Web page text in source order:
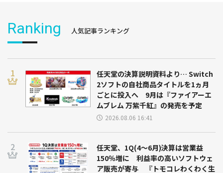
Ranking 人気記事ランキング
任天堂の決算説明資料より… Switch
2ソフトの自社商品タイトルを1ヵ月
ごとに投入へ 9月は『ファイアーエ
ムブレム 万紫千紅』の発売を予定
2026.08.06 16:41
任天堂、1Q(4～6月)決算は営業益
150％増に 利益率の高いソフトウェ
ア販売が寄与 『トモコレわくわく生